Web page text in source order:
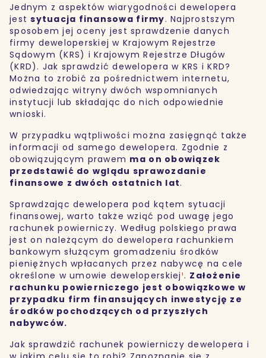
Jednym z aspektów wiarygodności dewelopera
jestsytuacja finansowa firmy. Najprostszym
sposobem jej oceny jest sprawdzenie danych
firmy deweloperskiej w Krajowym Rejestrze
Sądowym (KRS) i Krajowym Rejestrze Długów
(KRD). Jak sprawdzić dewelopera w KRS i KRD?
Można to zrobić za pośrednictwem internetu,
odwiedzając witryny dwóch wspomnianych
instytucji lub składając do nich odpowiednie
wnioski.
W przypadku wątpliwości można zasięgnąć także
informacji od samego dewelopera. Zgodnie z
obowiązującym prawem ma on obowiązek
przedstawić do wglądu sprawozdanie
finansowe z dwóch ostatnich lat.
Sprawdzając dewelopera pod kątem sytuacji
finansowej, warto także wziąć pod uwagę jego
rachunek powierniczy. Według polskiego prawa
jest on należącym do dewelopera rachunkiem
bankowym służącym gromadzeniu środków
pieniężnych wpłacanych przez nabywcę na cele
określone w umowie deweloperskiej¹. Założenie
rachunku powierniczego jest obowiązkowe w
przypadku firm finansujących inwestycję ze
środków pochodzących od przyszłych
nabywców.
Jak sprawdzić rachunek powierniczy dewelopera i